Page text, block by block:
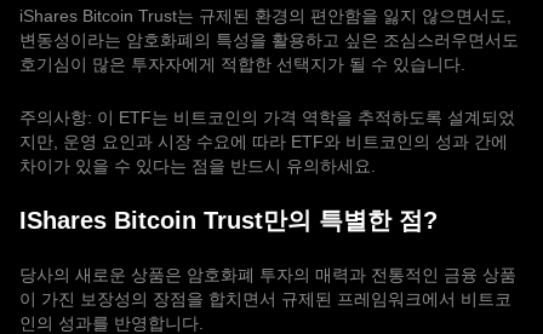
iShares Bitcoin Trust는 규제된 환경의 편안함을 잃지 않으면서도,
변동성이라는 암호화폐의 특성을 활용하고 싶은 조심스러우면서도
호기심이 많은 투자자에게 적합한 선택지가 될 수 있습니다.
주의사항: 이 ETF는 비트코인의 가격 역학을 추적하도록 설계되었
지만, 운영 요인과 시장 수요에 따라 ETF와 비트코인의 성과 간에
차이가 있을 수 있다는 점을 반드시 유의하세요.
IShares Bitcoin Trust만의 특별한 점?
당사의 새로운 상품은 암호화폐 투자의 매력과 전통적인 금융 상품
이 가진 보장성의 장점을 합치면서 규제된 프레임워크에서 비트코
인의 성과를 반영합니다.